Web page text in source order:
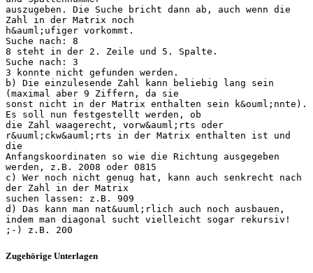
auszugeben. Die Suche bricht dann ab, auch wenn die
Zahl in der Matrix noch
h&auml;ufiger vorkommt.
Suche nach: 8
8 steht in der 2. Zeile und 5. Spalte.
Suche nach: 3
3 konnte nicht gefunden werden.
b) Die einzulesende Zahl kann beliebig lang sein
(maximal aber 9 Ziffern, da sie
sonst nicht in der Matrix enthalten sein k&ouml;nnte).
Es soll nun festgestellt werden, ob
die Zahl waagerecht, vorw&auml;rts oder
r&uuml;ckw&auml;rts in der Matrix enthalten ist und
die
Anfangskoordinaten so wie die Richtung ausgegeben
werden, z.B. 2008 oder 0815
c) Wer noch nicht genug hat, kann auch senkrecht nach
der Zahl in der Matrix
suchen lassen: z.B. 909
d) Das kann man nat&uuml;rlich auch noch ausbauen,
indem man diagonal sucht vielleicht sogar rekursiv!
Zugehörige Unterlagen